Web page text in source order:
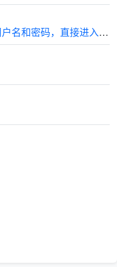
关于 phpMyAdmin 免输入用户名和密码，直接进入管理界面